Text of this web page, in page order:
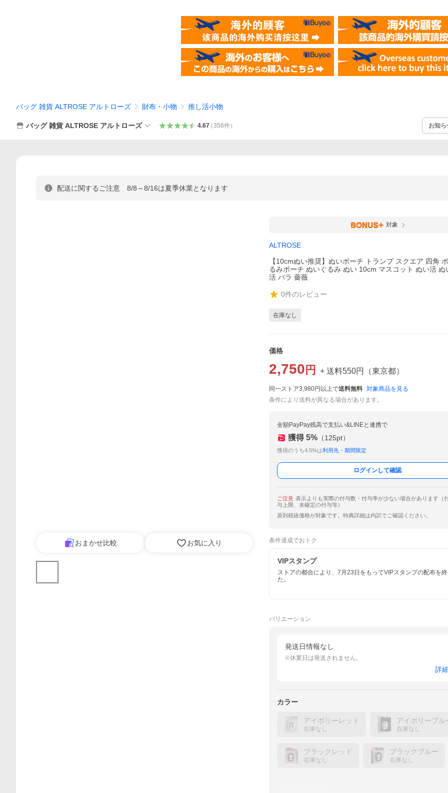
バッグ 雑貨 ALTROSE アルトローズ 財布・小物 推し活小物
バッグ 雑貨 ALTROSE アルトローズ 4.67（356件） お知ら
配送に関するご注意 8/8～8/16は夏季休業となります
おまかせ比較 お気に入り
対象
ALTROSE
【10cmぬい推奨】ぬいポーチ トランプ スクエア 四角
るみポーチ ぬいぐるみ ぬい 10cm マスコット ぬい活 ぬ
活 バラ 薔薇
0件のレビュー
在庫なし
価格
2,750 円 + 送料550円 （東京都）
同一ストア3,980円以上で送料無料 対象商品を見る
条件により送料が異なる場合があります。
全額PayPay残高で支払い&LINEと連携で
獲得 5% （125pt）
獲得のうち4.5%は利用先・期間限定
ログインして確認
ご注意 表示よりも実際の付与数・付与率が少ない場合があります（
与上限、未確定の付与等）
原則税抜価格が対象です。特典詳細は内訳でご確認ください。
条件達成でおトク
VIPスタンプ
ストアの都合により、7月23日をもってVIPスタンプの配布を
た。
バリエーション
発送日情報なし
※休業日は発送されません。
詳
カラー
アイボリーレッド
在庫なし
アイボリーブル
在庫なし
ブラックレッド
在庫なし
ブラックブルー
在庫なし